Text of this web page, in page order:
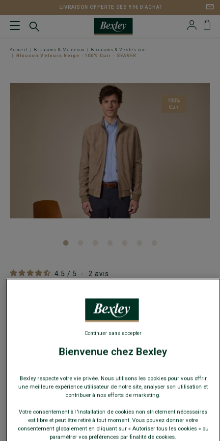
LIVRAISON OFFERTE DÈS 99€ D'ACHAT
Accueil Blousons & Manteaux
Blousons & Vestes cuir
Blouson Velours Beige - 100% Cuir - SEAVER
4.5 / 5 - 2 avis
sur le 2e manteau ou blouson
Payez en plusieurs fois dès 199€ d'achat
COULEURS DISPONIBLES
Bienvenue chez Bexley
Bexley respecte votre vie privée. Nous utilisons les cookies pour vous offrir
une meilleure expérience utilisateur de notre site, analyser son utilisation et
contribuer à nos efforts de marketing.
Votre consentement à l'installation de cookies non strictement nécessaires
est libre et peut être retiré à tout moment. Vous pouvez donner votre
consentement globalement en cliquant sur « Autoriser tous les cookies » ou
paramétrer vos préférences par finalité de cookies.
Continuer sans accepter